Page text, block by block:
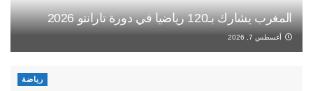
المغرب يشارك بـ120 رياضيا في دورة تارانتو 2026
أغسطس 7, 2026
رياضة